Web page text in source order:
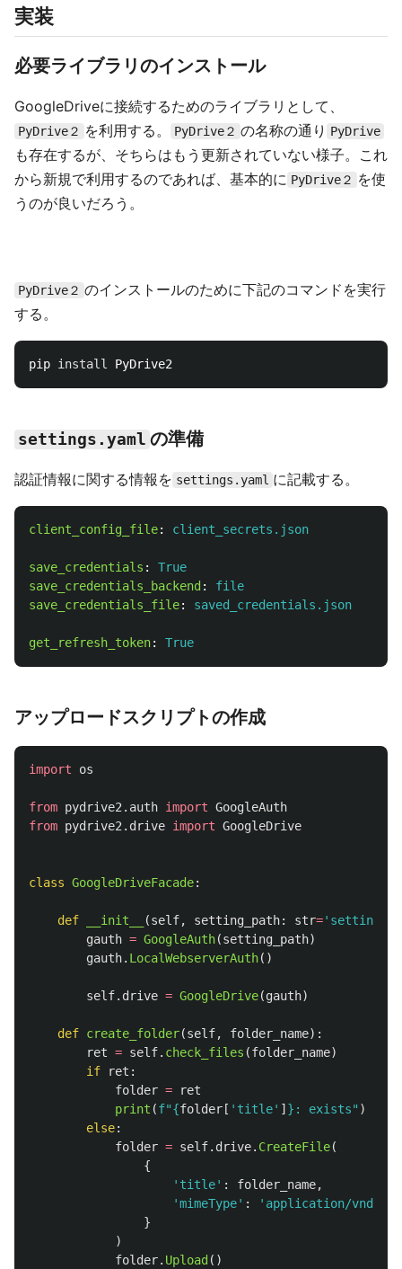
実装
必要ライブラリのインストール
GoogleDriveに接続するためのライブラリとして、
PyDrive２ を利用する。 PyDrive２ の名称の通り PyDrive
も存在するが、そちらはもう更新されていない様子。これ
から新規で利用するのであれば、基本的に PyDrive２ を使
うのが良いだろう。
PyDrive２ のインストールのために下記のコマンドを実行
する。
pip install
settings.yaml の準備
認証情報に関する情報を settings.yaml に記載する。
client_config_file: client_secrets.json
save_credentials :
True
save_credentials_backend :
file
save_credentials_file: saved_credentials.json
get_refresh_token: True
アップロードスクリプトの作成
import os
from pydrive2.auth import GoogleAuth
from pydrive2.drive import GoogleDrive
class GoogleDriveFacade:
def __init__ (self, setting_path: str='
gauth = GoogleAuth(setting_path)
gauth. LocalWebserverAuth()
self. drive = GoogleDrive(gauth)
def create_folder(self, folder_name):
ret = self. check_files (folder_name)
if
ret :
folder =
ret
print (f"{folder [ ' title' ] } : exists" )
else:
folder = self. drive. CreateFile(
{
' title' : folder_name,
'mimeType' : ' application/
}
)
folder. Upload ()